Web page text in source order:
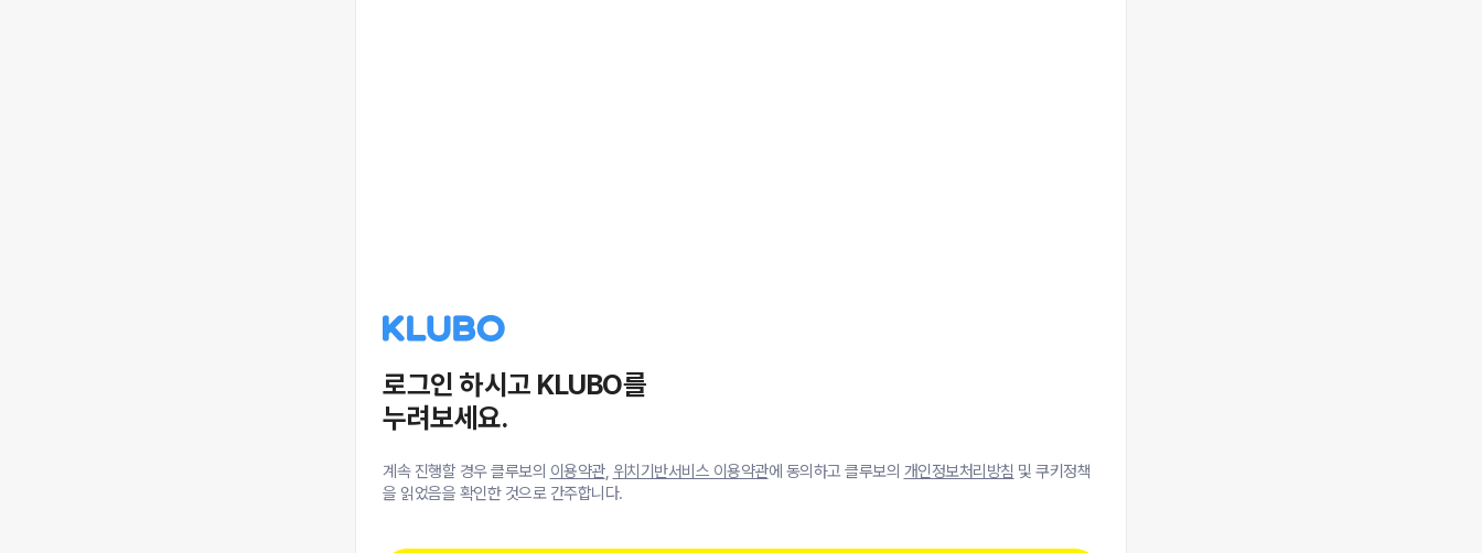
로그인 하시고 KLUBO를
누려보세요.
계속 진행할 경우 클루보의 이용약관, 위치기반서비스 이용약관에 동의하고 클루보의 개인정보처리방침 및 쿠키정책
을 읽었음을 확인한 것으로 간주합니다.